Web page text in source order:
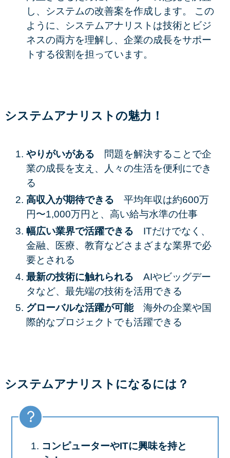
し、システムの改善案を作成します。 この
ように、システムアナリストは技術とビジ
ネスの両方を理解し、企業の成長をサポー
トする役割を担っています。
システムアナリストの魅力！
やりがいがある
問題を解決することで企
業の成長を支え、人々の生活を便利にでき
る
高収入が期待できる 平均年収は約600万
円〜1,000万円と、高い給与水準の仕事
幅広い業界で活躍できる ITだけでなく、
金融、医療、教育などさまざまな業界で必
要とされる
最新の技術に触れられる AIやビッグデー
タなど、最先端の技術を活用できる
グローバルな活躍が可能 海外の企業や国
際的なプロジェクトでも活躍できる
システムアナリストになるには？
コンピューターやITに興味を持と